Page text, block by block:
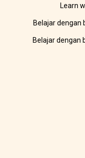
Learn
Belajar dengan
Belajar dengan